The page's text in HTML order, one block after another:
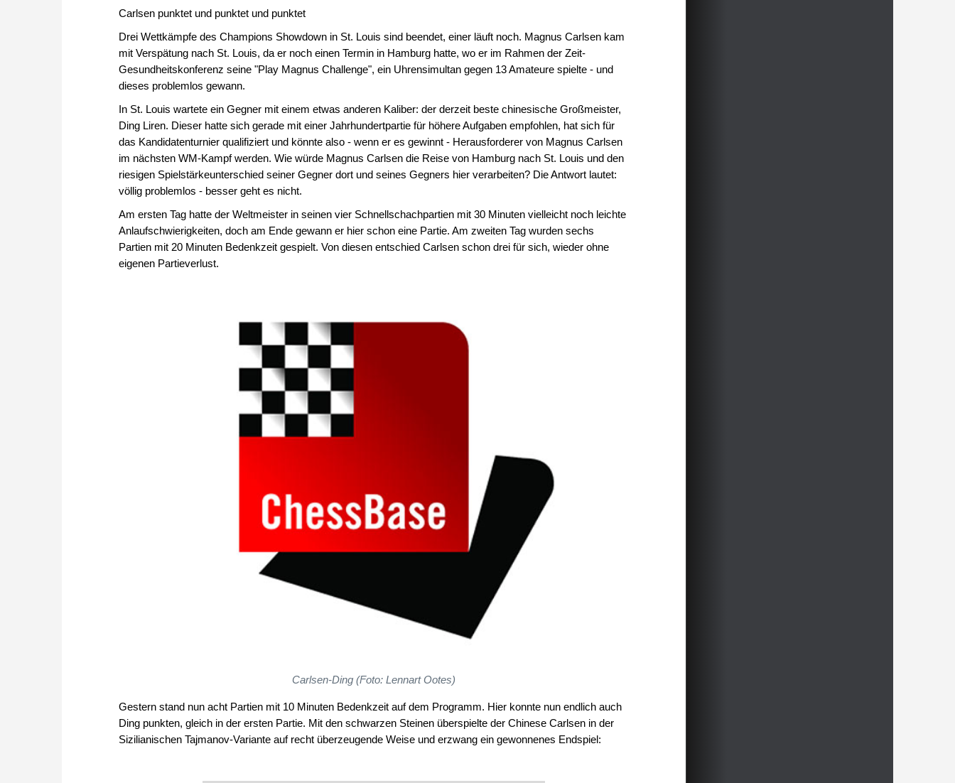
Carlsen punktet und punktet und punktet
Drei Wettkämpfe des Champions Showdown in St. Louis sind beendet, einer läuft noch. Magnus Carlsen kam
mit Verspätung nach St. Louis, da er noch einen Termin in Hamburg hatte, wo er im Rahmen der Zeit-
Gesundheitskonferenz seine "Play Magnus Challenge", ein Uhrensimultan gegen 13 Amateure spielte - und
dieses problemlos gewann.
In St. Louis wartete ein Gegner mit einem etwas anderen Kaliber: der derzeit beste chinesische Großmeister,
Ding Liren. Dieser hatte sich gerade mit einer Jahrhundertpartie für höhere Aufgaben empfohlen, hat sich für
das Kandidatenturnier qualifiziert und könnte also - wenn er es gewinnt - Herausforderer von Magnus Carlsen
im nächsten WM-Kampf werden. Wie würde Magnus Carlsen die Reise von Hamburg nach St. Louis und den
riesigen Spielstärkeunterschied seiner Gegner dort und seines Gegners hier verarbeiten? Die Antwort lautet:
völlig problemlos - besser geht es nicht.
Am ersten Tag hatte der Weltmeister in seinen vier Schnellschachpartien mit 30 Minuten vielleicht noch leichte
Anlaufschwierigkeiten, doch am Ende gewann er hier schon eine Partie. Am zweiten Tag wurden sechs
Partien mit 20 Minuten Bedenkzeit gespielt. Von diesen entschied Carlsen schon drei für sich, wieder ohne
eigenen Partieverlust.
Carlsen-Ding (Foto: Lennart Ootes)
Gestern stand nun acht Partien mit 10 Minuten Bedenkzeit auf dem Programm. Hier konnte nun endlich auch
Ding punkten, gleich in der ersten Partie. Mit den schwarzen Steinen überspielte der Chinese Carlsen in der
Sizilianischen Tajmanov-Variante auf recht überzeugende Weise und erzwang ein gewonnenes Endspiel: